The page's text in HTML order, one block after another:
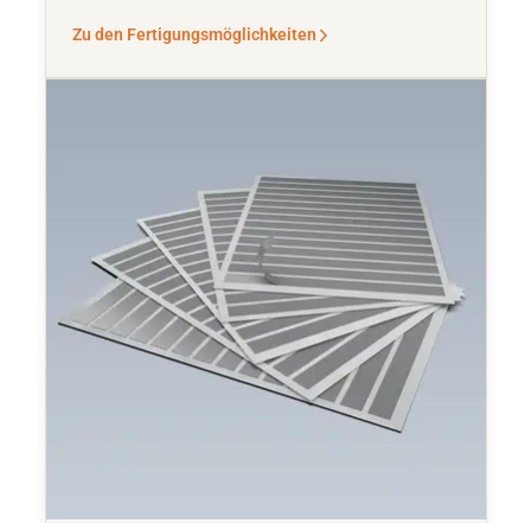
Zu den Fertigungsmöglichkeiten